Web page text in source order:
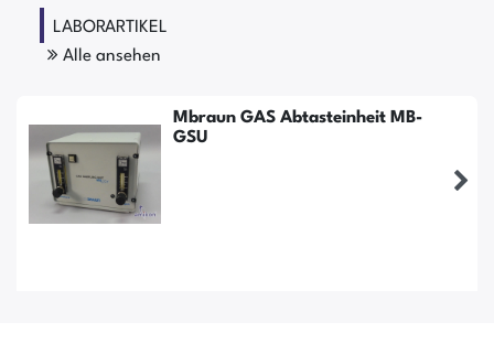
LABORARTIKEL
Alle ansehen
Mbraun GAS Abtasteinheit MB-
GSU